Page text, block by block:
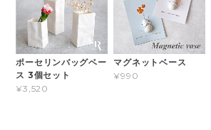
ポーセリンバッグベー
ス 3個セット
¥3,520
マグネットベース
¥990